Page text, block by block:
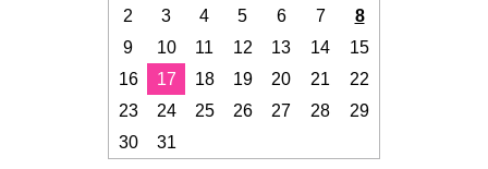
2
3 4 5 6 7
8
9
10 11 12 13 14
15
16
17 18 19 20 21
22
23
24 25 26 27 28
29
30
31